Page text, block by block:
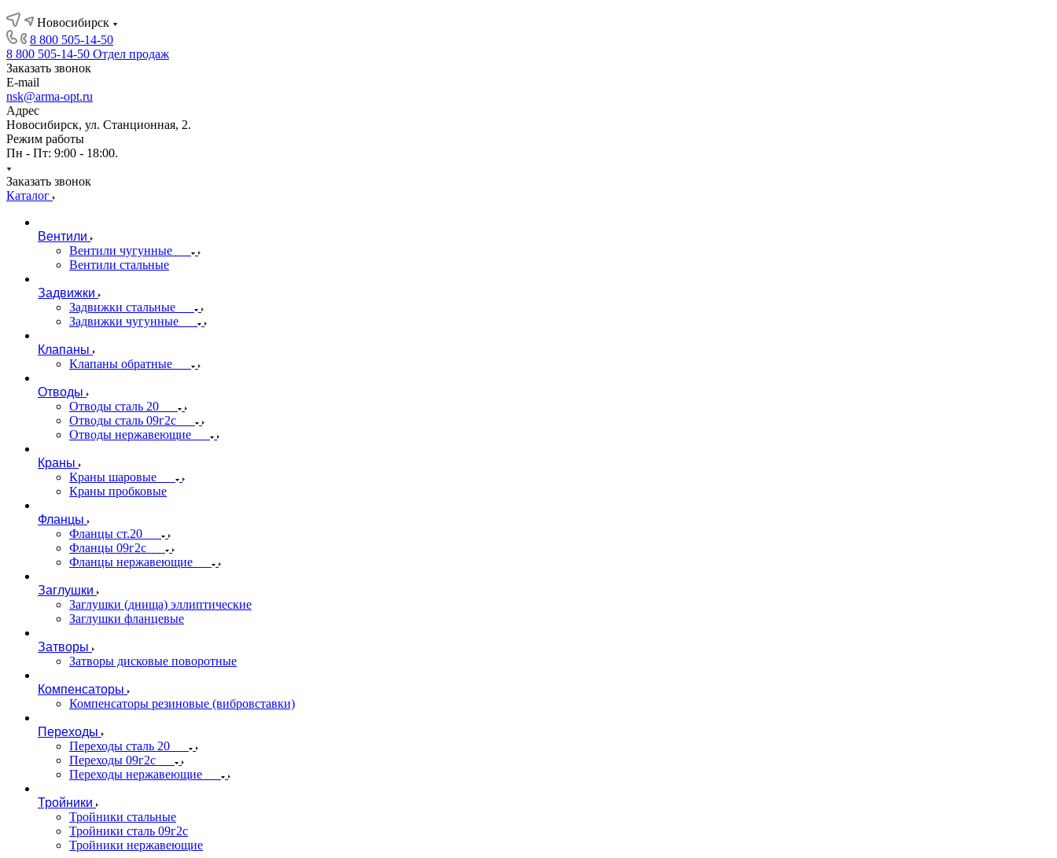
Новосибирск
8 800 505-14-50
8 800 505-14-50 Отдел продаж
Заказать звонок
E-mail
nsk@arma-opt.ru
Адрес
Новосибирск, ул. Станционная, 2.
Режим работы
Пн - Пт: 9:00 - 18:00.
Заказать звонок
Каталог
Вентили
Вентили чугунные
Вентили стальные
Задвижки
Задвижки стальные
Задвижки чугунные
Клапаны
Клапаны обратные
Отводы
Отводы сталь 20
Отводы сталь 09г2с
Отводы нержавеющие
Краны
Краны шаровые
Краны пробковые
Фланцы
Фланцы ст.20
Фланцы 09г2с
Фланцы нержавеющие
Заглушки
Заглушки (днища) эллиптические
Заглушки фланцевые
Затворы
Затворы дисковые поворотные
Компенсаторы
Компенсаторы резиновые (вибровставки)
Переходы
Переходы сталь 20
Переходы 09г2с
Переходы нержавеющие
Тройники
Тройники стальные
Тройники сталь 09г2с
Тройники нержавеющие